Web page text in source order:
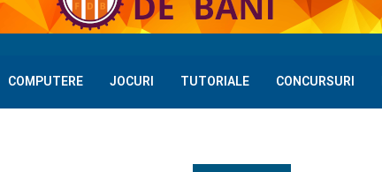
COMPUTERE JOCURI TUTORIALE CONCURSURI